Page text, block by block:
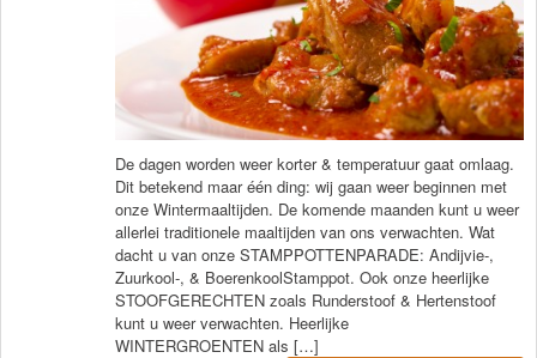
De dagen worden weer korter & temperatuur gaat omlaag.
Dit betekend maar één ding: wij gaan weer beginnen met
onze Wintermaaltijden. De komende maanden kunt u weer
allerlei traditionele maaltijden van ons verwachten. Wat
dacht u van onze STAMPPOTTENPARADE: Andijvie-,
Zuurkool-, & BoerenkoolStamppot. Ook onze heerlijke
STOOFGERECHTEN zoals Runderstoof & Hertenstoof
kunt u weer verwachten. Heerlijke
WINTERGROENTEN als […]